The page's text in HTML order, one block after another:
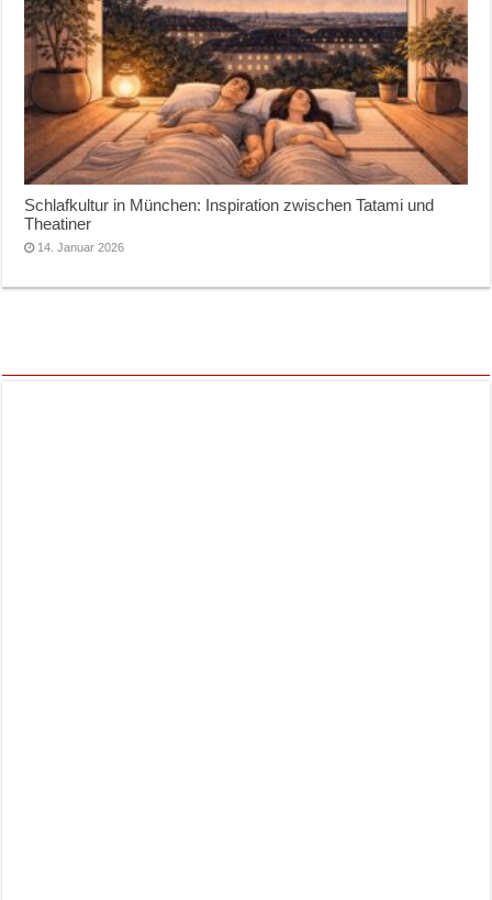
Schlafkultur in München: Inspiration zwischen Tatami und
Theatiner
14. Januar 2026